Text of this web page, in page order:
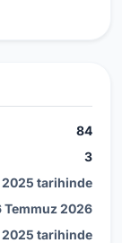
84
3
2025 tarihinde
Temmuz 2026
2025 tarihinde